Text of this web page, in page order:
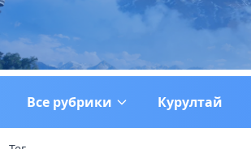
Все рубрики Курултай